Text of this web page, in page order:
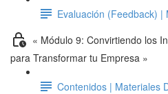
Evaluación (Feedback) |
« Módulo 9: Convirtiendo los
para Transformar tu Empresa »
Contenidos | Materiales